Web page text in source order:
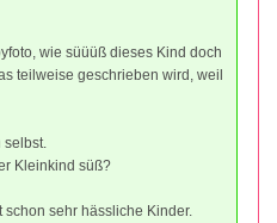
wie süüüß dieses Kind doch
teilweise geschrieben wird, weil
selbst.
Kleinkind süß?
schon sehr hässliche Kinder.